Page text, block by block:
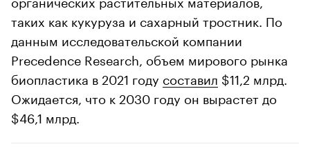
00:00 / 00:00
таких как кукуруза и сахарный тростник. По
данным исследовательской компании
Precedence Research, объем мирового рынка
биопластика в 2021 году составил $11,2 млрд.
Ожидается, что к 2030 году он вырастет до
$46,1 млрд.